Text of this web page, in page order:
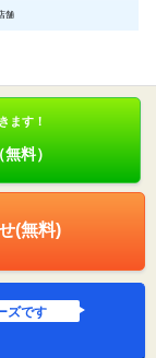
舗
ます！
料）
(無料)
ズです